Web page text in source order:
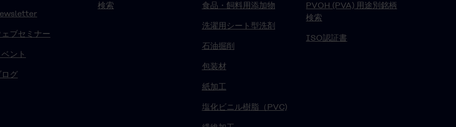
ブセミナー
ント
グ
検索
食品・飼料用添加物
洗濯用シート型洗剤
石油掘削
包装材
紙加工
塩化ビニル樹脂（PVC)
PVOH (PVA) 用途別銘柄
検索
ISO認証書